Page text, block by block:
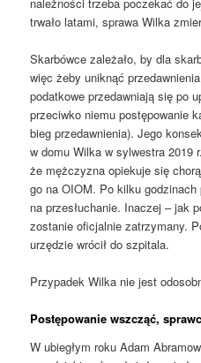
trwało latami, sprawa Wilka
Skarbówce zależało, by dla
więc żeby uniknąć
podatkowe przedawniają się po
przeciwko niemu postępowanie
bieg przedawnienia). Jego
w domu Wilka w sylwestra 2019
że mężczyzna opiekuje się
go na OIOM. Po kilku
na przesłuchanie. Inaczej – jak
zostanie oficjalnie zatrzymany.
urzędzie wrócił do szpitala.
Przypadek Wilka nie jest
Postępowanie wszcząć,
W ubiegłym roku Adam